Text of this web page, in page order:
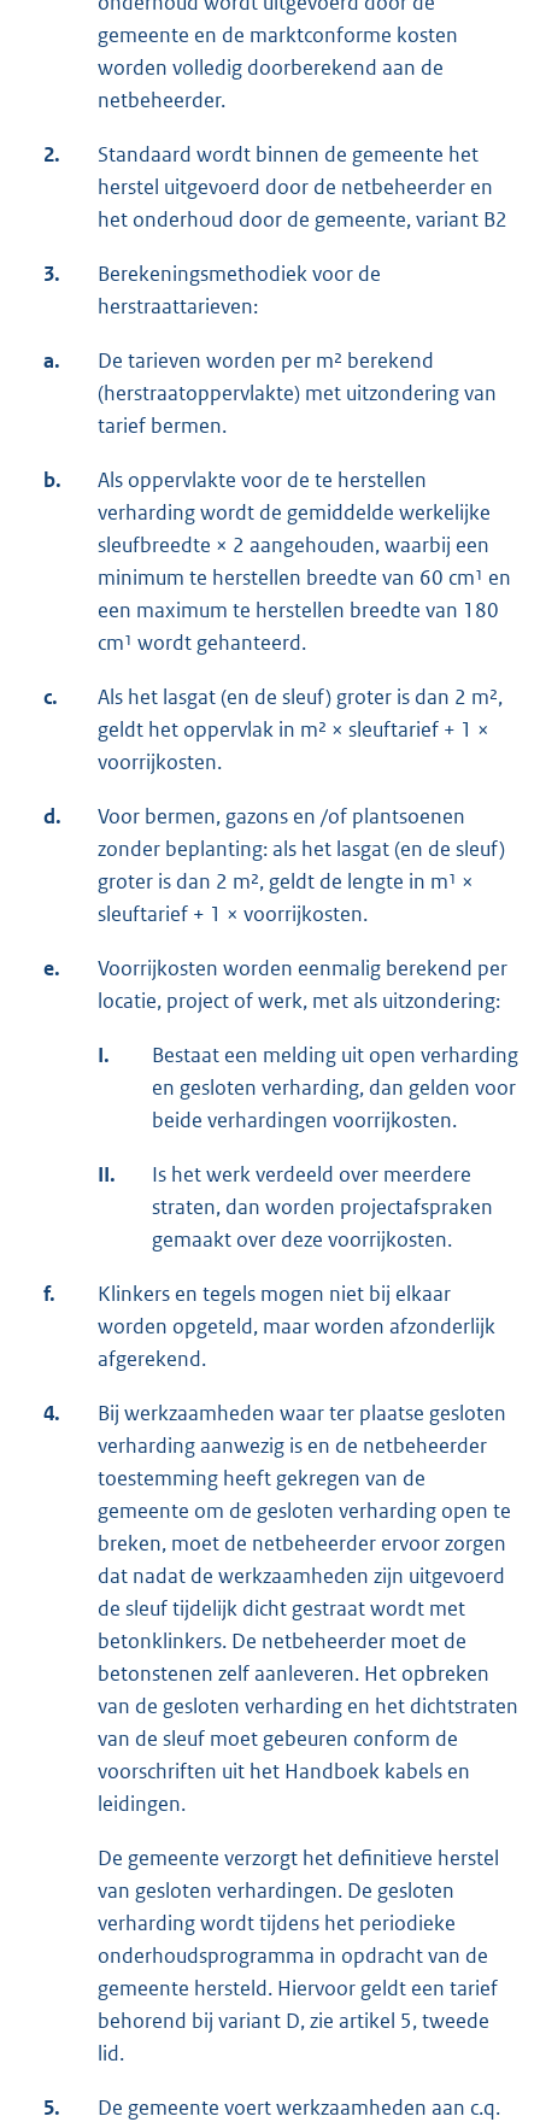
gemeente en de marktconforme kosten
worden volledig doorberekend aan de
netbeheerder.
2.
Standaard wordt binnen de gemeente het
herstel uitgevoerd door de netbeheerder en
het onderhoud door de gemeente, variant B2
3.
Berekeningsmethodiek voor de
herstraattarieven:
a.
De tarieven worden per m² berekend
(herstraatoppervlakte) met uitzondering van
tarief bermen.
b.
Als oppervlakte voor de te herstellen
verharding wordt de gemiddelde werkelijke
sleufbreedte × 2 aangehouden, waarbij een
minimum te herstellen breedte van 60 cm¹ en
een maximum te herstellen breedte van 180
cm¹ wordt gehanteerd.
c.
Als het lasgat (en de sleuf) groter is dan 2 m²,
geldt het oppervlak in m² × sleuftarief + 1 ×
voorrijkosten.
d.
Voor bermen, gazons en /of plantsoenen
zonder beplanting: als het lasgat (en de sleuf)
groter is dan 2 m², geldt de lengte in m¹ ×
sleuftarief + 1 × voorrijkosten.
e.
Voorrijkosten worden eenmalig berekend per
locatie, project of werk, met als uitzondering:
I.
Bestaat een melding uit open verharding
en gesloten verharding, dan gelden voor
beide verhardingen voorrijkosten.
II.
Is het werk verdeeld over meerdere
straten, dan worden projectafspraken
gemaakt over deze voorrijkosten.
f.
Klinkers en tegels mogen niet bij elkaar
worden opgeteld, maar worden afzonderlijk
afgerekend.
4.
Bij werkzaamheden waar ter plaatse gesloten
verharding aanwezig is en de netbeheerder
toestemming heeft gekregen van de
gemeente om de gesloten verharding open te
breken, moet de netbeheerder ervoor zorgen
dat nadat de werkzaamheden zijn uitgevoerd
de sleuf tijdelijk dicht gestraat wordt met
betonklinkers. De netbeheerder moet de
betonstenen zelf aanleveren. Het opbreken
van de gesloten verharding en het dichtstraten
van de sleuf moet gebeuren conform de
voorschriften uit het Handboek kabels en
leidingen.
De gemeente verzorgt het definitieve herstel
van gesloten verhardingen. De gesloten
verharding wordt tijdens het periodieke
onderhoudsprogramma in opdracht van de
gemeente hersteld. Hiervoor geldt een tarief
behorend bij variant D, zie artikel 5, tweede
lid.
5.
De gemeente voert werkzaamheden aan c.q.